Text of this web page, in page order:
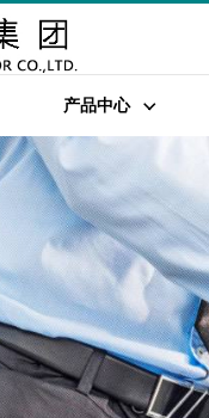
产品中心